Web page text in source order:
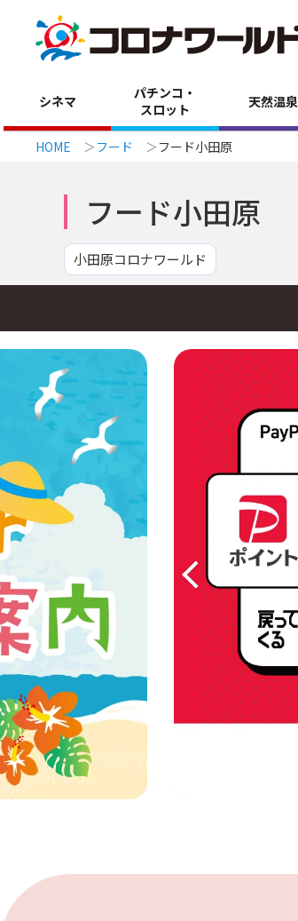
シネマ
パチンコ・
スロット
天然温泉
HOME フード フード小田原
フード小田原
小田原コロナワールド